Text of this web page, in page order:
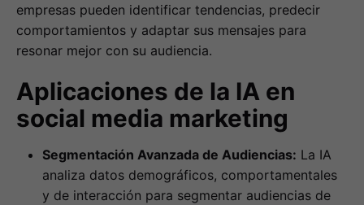
empresas pueden identificar tendencias, predecir
comportamientos y adaptar sus mensajes para
resonar mejor con su audiencia.
Aplicaciones de la IA en
social media marketing
Segmentación Avanzada de Audiencias: La IA
analiza datos demográficos, comportamentales
y de interacción para segmentar audiencias de